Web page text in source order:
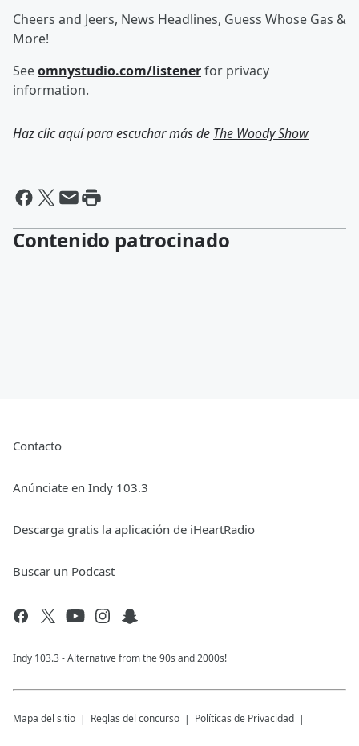
Cheers and Jeers, News Headlines, Guess Whose Gas &
More!
Seeomnystudio.com/listenerfor privacy
information.
Haz clic aquí para escuchar más de The Woody Show
Contenido patrocinado
Contacto
Anúnciate en Indy 103.3
Descarga gratis la aplicación de iHeartRadio
Buscar un Podcast
Indy 103.3 - Alternative from the 90s and 2000s!
Mapa del sitio Reglas del concurso Políticas de Privacidad